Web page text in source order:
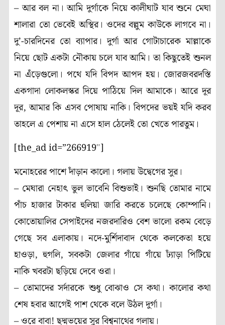
– আর বল না। আমি দুর্গাকে নিয়ে কালীঘাট যাব শুনে মেঘা
শালারা তো ভেবেই অস্থির। ওদের বল্লুম কাউকে লাগবে না।
দু’-চারদিনের তো ব্যাপার। দুর্গা আর গোটাচারেক মাল্লাকে
নিয়ে ছোট একটা নৌকায় চলে যাব আমি। তা কিছুতেই শুনল
না এঁড়েগুলো। পথে যদি বিপদ আপদ হয়। জোরজবরদস্তি
একগাদা লোকলস্কর দিয়ে পাঠিয়ে দিল আমাকে। আরে দূর
দূর, আমার কি এসব পোষায় নাকি। বিপদের ভয়ই যদি করব
তাহলে এ পেশায় না এসে হাল ঠেলেই তো খেতে পারতুম।
[the_ad id=”266919″]
মনোহরের পাশে দাঁড়ান কালো। গলায় উদ্বেগের সুর।
– মেঘারা নেহাৎ ভুল ভাবেনি বিশুভাই। শুনছি তোমার নামে
পাঁচ হাজার টাকার হুলিয়া জারি করতে চলেছে কোম্পানি।
কোতোয়ালির সেপাইদের নজরদারিও বেশ ভালো রকম বেড়ে
গেছে সব এলাকায়। নদে-মুর্শিদাবাদ থেকে কলকেতা হয়ে
হাওড়া, হুগলি, সবকটা জেলার গাঁয়ে গাঁয়ে ঢ্যাঁড়া পিটিয়ে
নাকি খবরটা ছড়িয়ে দেবে ওরা।
– তোমাদের সর্দারকে শুধু বোঝাও সে কথা। কালোর কথা
শেষ হবার আগেই পাশ থেকে বলে উঠল দুর্গা।
– ওরে বাবা! ছদ্মভয়ের সুর বিশ্বনাথের গলায়।